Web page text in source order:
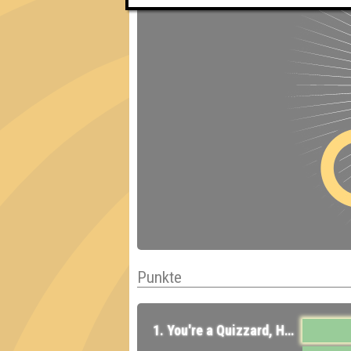
Punkte
1. You're a Quizzard, Harry!